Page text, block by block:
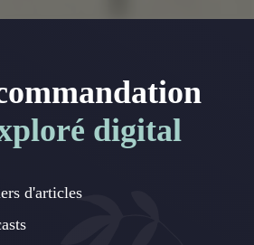
digital
d'articles